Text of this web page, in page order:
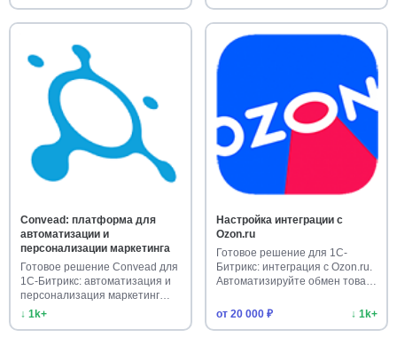
Convead: платформа для
автоматизации и
персонализации маркетинга
Готовое решение Convead для
1С-Битрикс: автоматизация и
персонализация маркетинг…
↓ 1k+
Настройка интеграции с
Ozon.ru
Готовое решение для 1С-
Битрикс: интеграция с Ozon.ru.
Автоматизируйте обмен това…
от 20 000 ₽ ↓ 1k+